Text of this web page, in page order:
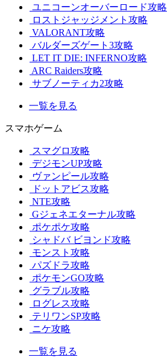
ユニコーンオーバーロード攻略
ロストジャッジメント攻略
VALORANT攻略
バルダーズゲート3攻略
LET IT DIE: INFERNO攻略
ARC Raiders攻略
サブノーティカ2攻略
一覧を見る
スマホゲーム
スマグロ攻略
デジモンUP攻略
ヴァンピール攻略
ドットアビス攻略
NTE攻略
Gジェネエターナル攻略
ポケポケ攻略
シャドバ ビヨンド攻略
モンスト攻略
パズドラ攻略
ポケモンGO攻略
グラブル攻略
ログレス攻略
テリワンSP攻略
ニケ攻略
一覧を見る